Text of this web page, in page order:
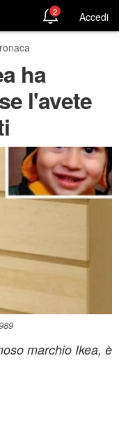
2 Accedi
ha
l'avete
marchio Ikea, è